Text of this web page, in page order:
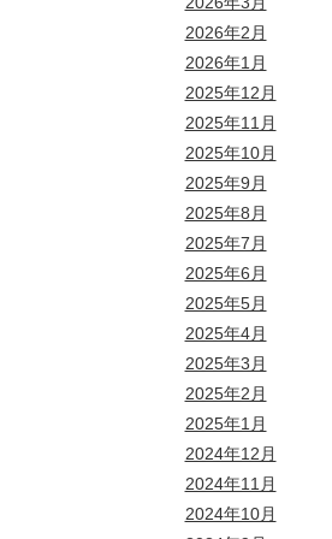
2026年2月
2026年1月
2025年12月
2025年11月
2025年10月
2025年9月
2025年8月
2025年7月
2025年6月
2025年5月
2025年4月
2025年3月
2025年2月
2025年1月
2024年12月
2024年11月
2024年10月